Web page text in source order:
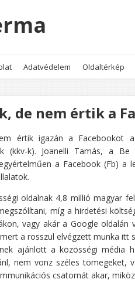
Adatvédelem Oldaltérkép
de nem értik a
értik igazán a Facebookot
(kkv-k). Joanelli Tamás, a
a Facebook (Fb)
oldalnak 4,8 millió magyar
míg a hirdetési
vagy akár a Google oldalán
a rosszul elvégzett munka itt
ajánlott a közösségi média
nem vonz széles tömegeket,
csatornát akar,